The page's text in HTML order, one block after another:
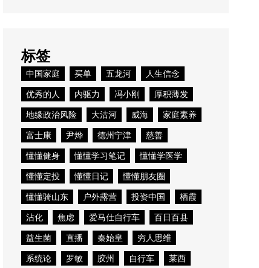
标签
中国家庭 买单 五龙河
人生信念
优秀的人
内驱力 冯小刚
厚积薄发
地缘政治风险
大沽河 威海
家庭素养
富士康
尹烨 德州宁津
慈善
懂懂健身
懂懂学习笔记
懂懂学医学
懂懂定投
懂懂日记
懂懂朋友圈
懂懂骑山东
户外露营 投资中国
栖霞
沾化
焦虑 爱马仕自行车
百日百县
益生菌
直播 秦始皇
穷人思维
系统论
罗敏 胶州 自行车
莱西